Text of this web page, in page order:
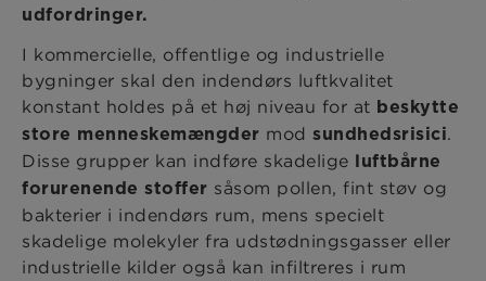
udfordringer.
I kommercielle, offentlige og industrielle
bygninger skal den indendørs luftkvalitet
konstant holdes på et høj niveau for at beskytte
store menneskemængder mod sundhedsrisici.
Disse grupper kan indføre skadelige luftbårne
forurenende stoffer såsom pollen, fint støv og
bakterier i indendørs rum, mens specielt
skadelige molekyler fra udstødningsgasser eller
industrielle kilder også kan infiltreres i rum